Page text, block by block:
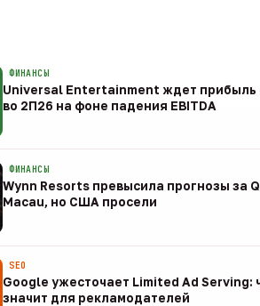
ФИНАНСЫ
Universal Entertainment ждет прибыль
во 2П26 на фоне падения EBITDA
ФИНАНСЫ
Wynn Resorts превысила прогнозы за
Macau, но США просели
SEO
Google ужесточает Limited Ad Serving:
значит для рекламодателей